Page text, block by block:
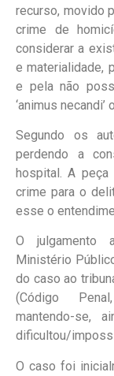
recurso, movido
crime de
considerar a
e materialidade,
e pela não
‘animus necandi’
Segundo os
perdendo a
hospital. A
crime para o
esse o
O julgamento
Ministério
do caso ao
(Código
mantendo-se,
dificultou/
O caso foi